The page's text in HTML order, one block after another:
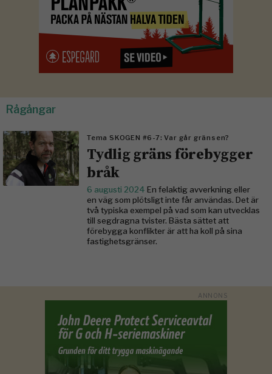
Rågångar
Tema SKOGEN #6-7: Var går gränsen?
Tydlig gräns förebygger
bråk
6 augusti 2024 En felaktig avverkning eller
en väg som plötsligt inte får användas. Det är
två typiska exempel på vad som kan utvecklas
till segdragna tvister. Bästa sättet att
förebygga konflikter är att ha koll på sina
fastighetsgränser.